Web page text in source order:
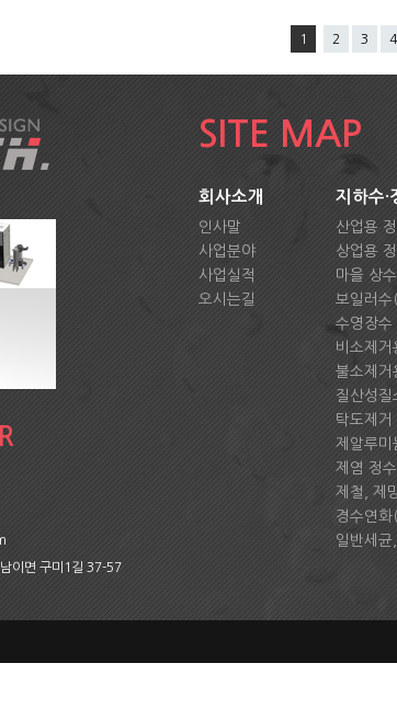
1 2 3 4
이면 구미1길 37-57
SITE MAP
회사소개
인사말
사업분야
사업실적
오시는길
지하수·
산업용
상업용
마을 상
보일러수
수영장수
비소제거
불소제거
질산성질
탁도제거
제알루미
제염 정
제철, 제
경수연
일반세균